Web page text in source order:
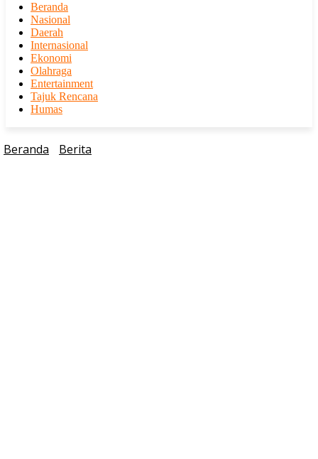
Beranda
Nasional
Daerah
Internasional
Ekonomi
Olahraga
Entertainment
Tajuk Rencana
Humas
Beranda Berita